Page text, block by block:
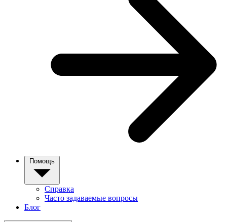
Помощь
Справка
Часто задаваемые вопросы
Блог